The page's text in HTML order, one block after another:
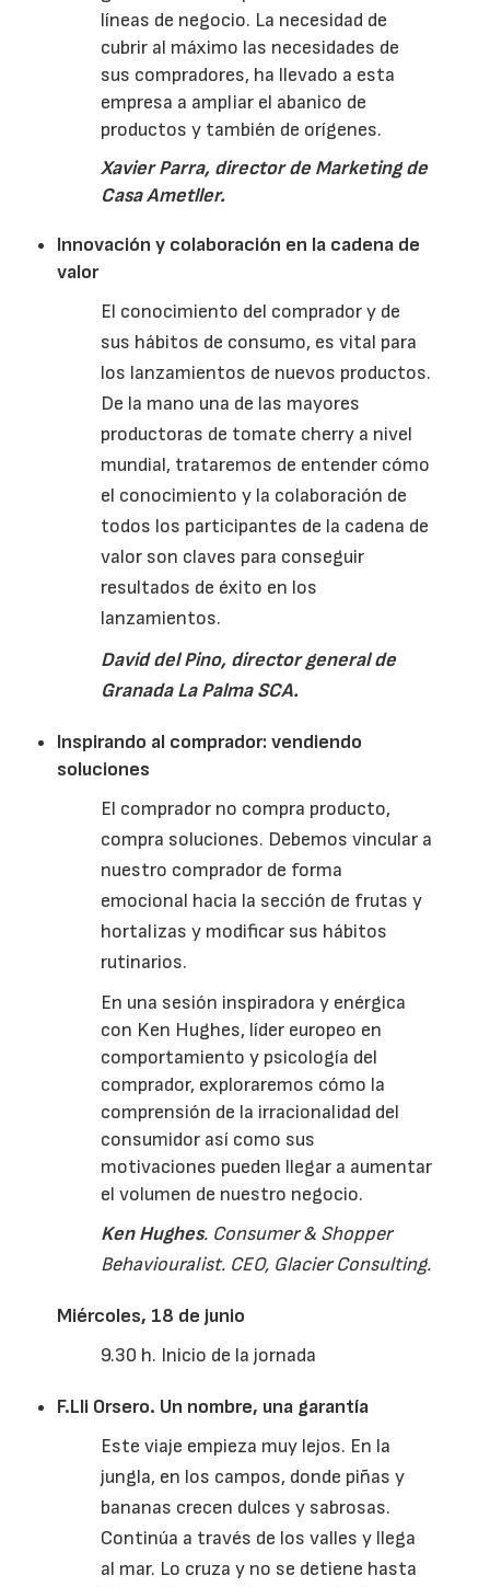
líneas de negocio. La necesidad de
cubrir al máximo las necesidades de
sus compradores, ha llevado a esta
empresa a ampliar el abanico de
productos y también de orígenes.
Xavier Parra, director de Marketing de
Casa Ametller.
Innovación y colaboración en la cadena de
valor
El conocimiento del comprador y de
sus hábitos de consumo, es vital para
los lanzamientos de nuevos productos.
De la mano una de las mayores
productoras de tomate cherry a nivel
mundial, trataremos de entender cómo
el conocimiento y la colaboración de
todos los participantes de la cadena de
valor son claves para conseguir
resultados de éxito en los
lanzamientos.
David del Pino, director general de
Granada La PalmaSCA.
Inspirando al comprador: vendiendo
soluciones
El comprador no compra producto,
compra soluciones. Debemos vincular a
nuestro comprador de forma
emocional hacia la sección de frutas y
hortalizas y modificar sus hábitos
rutinarios.
En una sesión inspiradora y enérgica
con Ken Hughes, líder europeo en
comportamiento y psicología del
comprador, exploraremos cómo la
comprensión de la irracionalidad del
consumidor así como sus
motivaciones pueden llegar a aumentar
el volumen de nuestro negocio.
Ken Hughes. Consumer& Shopper
Behaviouralist. CEO, Glacier Consulting.
Miércoles, 18 de junio
9.30 h. Inicio de la jornada
F.Lli Orsero. Un nombre, una garantía
Este viaje empieza muy lejos. En la
jungla, en los campos, donde piñas y
bananas crecen dulces y sabrosas.
Continúa a través de los valles y llega
al mar. Lo cruza y no se detiene hasta